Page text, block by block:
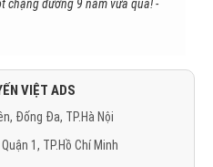
chặng đường 9 năm vừa qua! -
VIỆT ADS
Đống Đa, TP.Hà Nội
1, TP.Hồ Chí Minh